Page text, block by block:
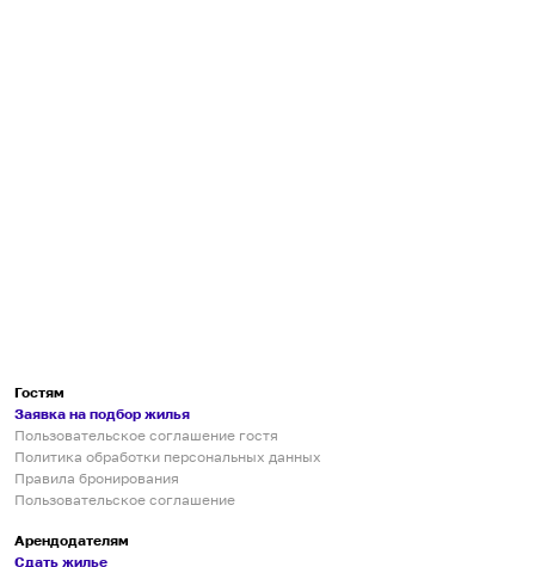
Гостям
Заявка на подбор жилья
Пользовательское соглашение гостя
Политика обработки персональных данных
Правила бронирования
Пользовательское соглашение
Арендодателям
Сдать жилье